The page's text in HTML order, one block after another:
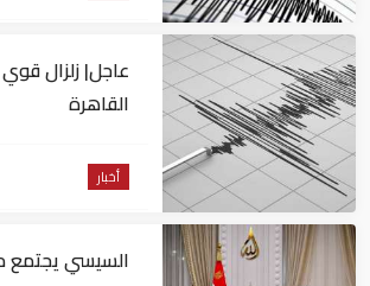
عاجل| زلزال
القاهرة
أخبار
السيسي يجتمع